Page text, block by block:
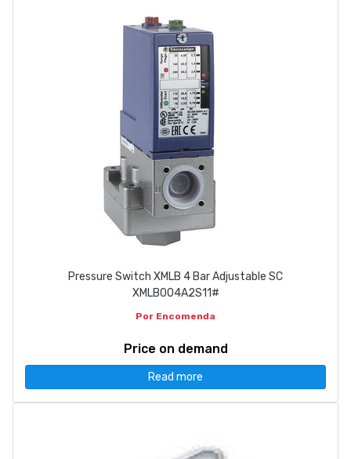
Pressure Switch XMLB 4 Bar Adjustable SC
XMLB004A2S11#
Por Encomenda
Price on demand
Read more